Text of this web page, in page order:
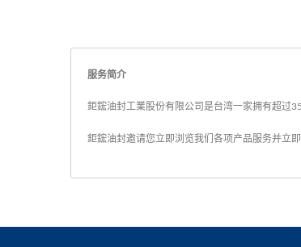
服务简介
鉅鋐油封工業股份有限公司是台湾一家拥有超过
鉅鋐油封邀请您立即浏览我们各项产品服务并立